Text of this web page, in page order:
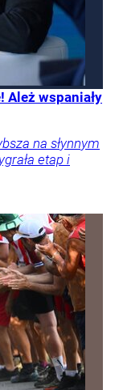
Ależ wspaniały
na słynnym
etap i